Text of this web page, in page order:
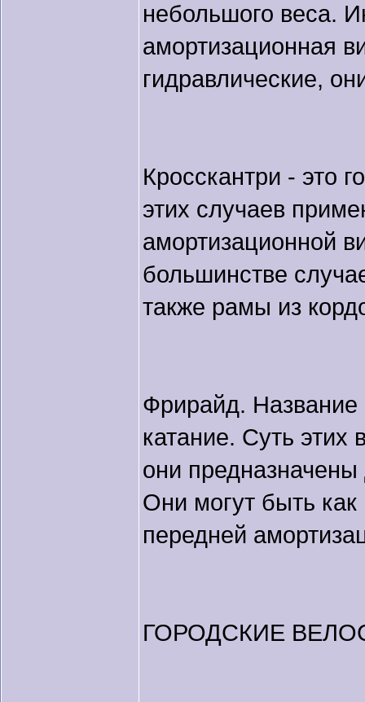
небольшого веса.
амортизационная
гидравлические,
Кросскантри - это
этих случаев
амортизационной
большинстве
также рамы из
Фрирайд. Название
катание. Суть этих
они
Они могут быть как
передней
ГОРОДСКИЕ